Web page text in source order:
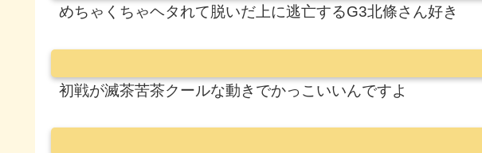
めちゃくちゃヘタれて脱いだ上に逃亡するG3北條さん好き
初戦が滅茶苦茶クールな動きでかっこいいんですよ